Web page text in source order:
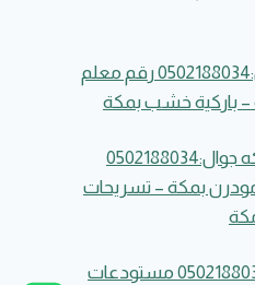
افضل محل باركية بمكة جوال:0502188034 رقم معلم
– باركية خشب بمكة
تركيب ديكورات تسريحات بمكه جوال:0502188034
بمكة – تسريحات
محل ورق جدران مكة جوال:0502188034 مستودعات